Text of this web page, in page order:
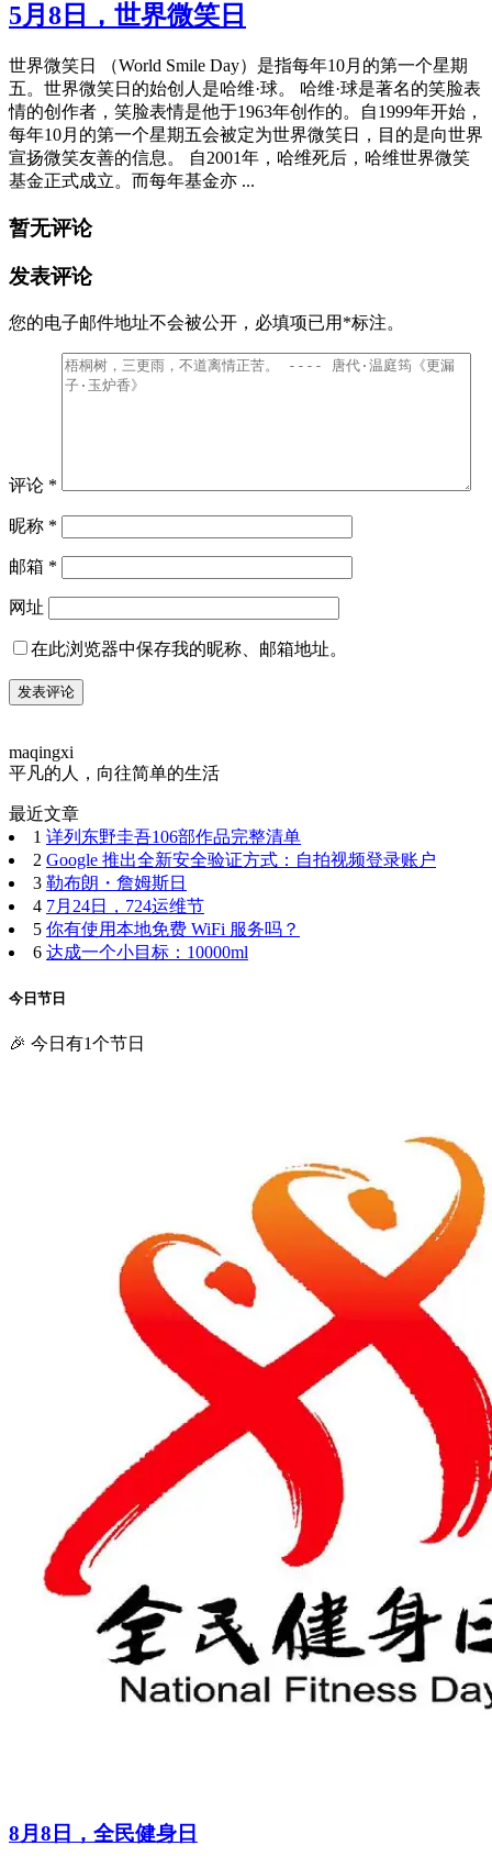
5月8日，世界微笑日
世界微笑日 （World Smile Day）是指每年10月的第一个星期
五。世界微笑日的始创人是哈维·球。 哈维·球是著名的笑脸表
情的创作者，笑脸表情是他于1963年创作的。自1999年开始，
每年10月的第一个星期五会被定为世界微笑日，目的是向世界
宣扬微笑友善的信息。 自2001年，哈维死后，哈维世界微笑
基金正式成立。而每年基金亦 ...
暂无评论
发表评论
您的电子邮件地址不会被公开， 必填项已用 *标注。
评论 *
昵称 *
邮箱 *
网址
在此浏览器中保存我的昵称、邮箱地址。
maqingxi
平凡的人，向往简单的生活
最近文章
1 详列东野圭吾106部作品完整清单
2 Google 推出全新安全验证方式：自拍视频登录账户
3 勒布朗・詹姆斯日
4 7月24日，724运维节
5 你有使用本地免费 WiFi 服务吗？
6 达成一个小目标：10000ml
今日节日
🎉 今日有1个节日
8月8日，全民健身日